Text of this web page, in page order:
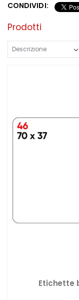
CONDIVIDI:
Prodotti
Etichette